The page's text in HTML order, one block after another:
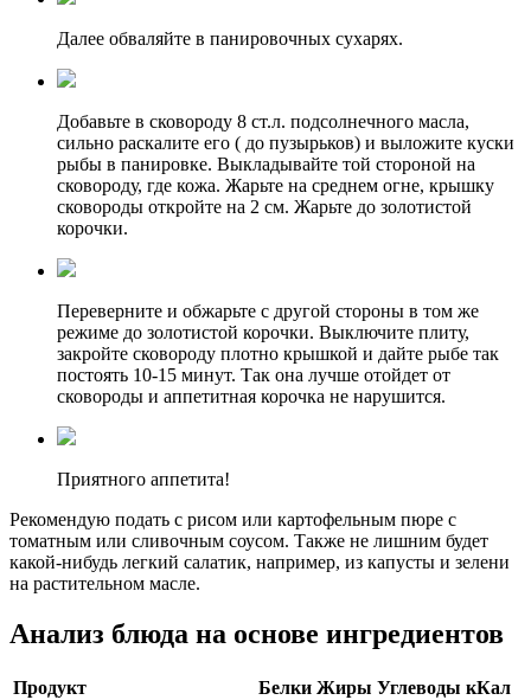
Далее обваляйте в панировочных сухарях.
Добавьте в сковороду 8 ст.л. подсолнечного масла,
сильно раскалите его ( до пузырьков) и выложите куски
рыбы в панировке. Выкладывайте той стороной на
сковороду, где кожа. Жарьте на среднем огне, крышку
сковороды откройте на 2 см. Жарьте до золотистой
корочки.
Переверните и обжарьте с другой стороны в том же
режиме до золотистой корочки. Выключите плиту,
закройте сковороду плотно крышкой и дайте рыбе так
постоять 10-15 минут. Так она лучше отойдет от
сковороды и аппетитная корочка не нарушится.
Приятного аппетита!
Рекомендую подать с рисом или картофельным пюре с
томатным или сливочным соусом. Также не лишним будет
какой-нибудь легкий салатик, например, из капусты и зелени
на растительном масле.
Анализ блюда на основе ингредиентов
Продукт Белки Жиры Углеводы кКал